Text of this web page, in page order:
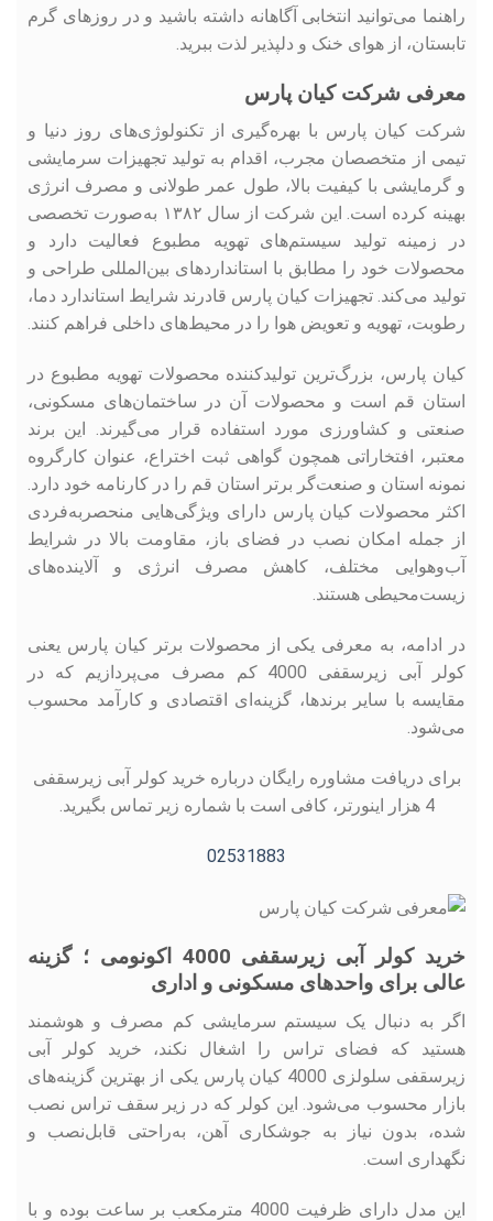
راهنما می‌توانید انتخابی آگاهانه داشته باشید و در روزهای گرم
تابستان، از هوای خنک و دلپذیر لذت ببرید.
معرفی شرکت کیان پارس
شرکت کیان پارس با بهره‌گیری از تکنولوژی‌های روز دنیا و
تیمی از متخصصان مجرب، اقدام به تولید تجهیزات سرمایشی
و گرمایشی با کیفیت بالا، طول عمر طولانی و مصرف انرژی
بهینه کرده است. این شرکت از سال ۱۳۸۲ به‌صورت تخصصی
در زمینه تولید سیستم‌های تهویه مطبوع فعالیت دارد و
محصولات خود را مطابق با استانداردهای بین‌المللی طراحی و
تولید می‌کند. تجهیزات کیان پارس قادرند شرایط استاندارد دما،
رطوبت، تهویه و تعویض هوا را در محیط‌های داخلی فراهم کنند.
کیان پارس، بزرگ‌ترین تولیدکننده محصولات تهویه مطبوع در
استان قم است و محصولات آن در ساختمان‌های مسکونی،
صنعتی و کشاورزی مورد استفاده قرار می‌گیرند. این برند
معتبر، افتخاراتی همچون گواهی ثبت اختراع، عنوان کارگروه
نمونه استان و صنعت‌گر برتر استان قم را در کارنامه خود دارد.
اکثر محصولات کیان پارس دارای ویژگی‌هایی منحصربه‌فردی
از جمله امکان نصب در فضای باز، مقاومت بالا در شرایط
آب‌وهوایی مختلف، کاهش مصرف انرژی و آلاینده‌های
زیست‌محیطی هستند.
در ادامه، به معرفی یکی از محصولات برتر کیان پارس یعنی
کولر آبی زیرسقفی 4000 کم ‌مصرف می‌پردازیم که در
مقایسه با سایر برندها، گزینه‌ای اقتصادی و کارآمد محسوب
می‌شود.
برای دریافت مشاوره رایگان درباره خرید کولر آبی زیرسقفی
4 هزار اینورتر، کافی است با شماره زیر تماس بگیرید.
02531883
خرید کولر آبی زیرسقفی 4000 اکونومی ؛ گزینه
عالی برای واحدهای مسکونی و اداری
اگر به دنبال یک سیستم سرمایشی کم ‌مصرف و هوشمند
هستید که فضای تراس را اشغال نکند، خرید کولر آبی
زیرسقفی سلولزی 4000 کیان پارس یکی از بهترین گزینه‌های
بازار محسوب می‌شود. این کولر که در زیر سقف تراس نصب
شده، بدون نیاز به جوشکاری آهن، به‌‌راحتی قابل‌نصب و
نگهداری است.
این مدل دارای ظرفیت 4000 مترمکعب بر ساعت بوده و با